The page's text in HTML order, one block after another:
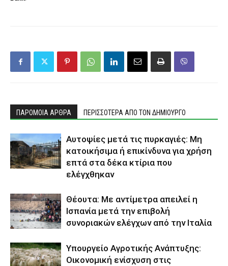
ΠΑΡΟΜΟΙΑ ΑΡΘΡΑ ΠΕΡΙΣΣΟΤΕΡΑ ΑΠΟ ΤΟΝ ΔΗΜΙΟΥΡΓΟ
Αυτοψίες μετά τις πυρκαγιές: Μη
κατοικήσιμα ή επικίνδυνα για χρήση
επτά στα δέκα κτίρια που
ελέγχθηκαν
Θέουτα: Με αντίμετρα απειλεί η
Ισπανία μετά την επιβολή
συνοριακών ελέγχων από την Ιταλία
Υπουργείο Αγροτικής Ανάπτυξης:
Οικονομική ενίσχυση στις